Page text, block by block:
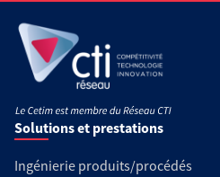
Solutions et prestations
Ingénierie produits/procédés